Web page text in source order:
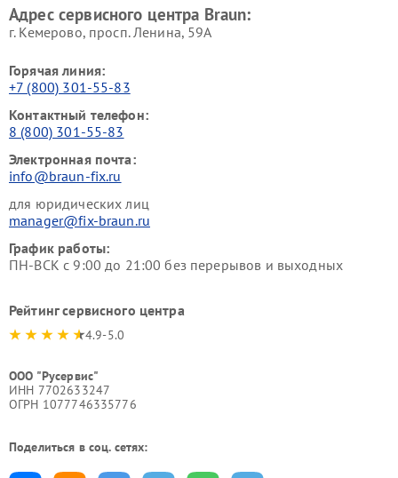
Адрес сервисного центра Braun:
г. Кемерово, просп. Ленина, 59А
Горячая линия:
+7 (800) 301-55-83
Контактный телефон:
8 (800) 301-55-83
Электронная почта:
info@braun-fix.ru
для юридических лиц
manager@fix-braun.ru
График работы:
ПН-ВСК с 9:00 до 21:00 без перерывов и выходных
Рейтинг сервисного центра
4.9-5.0
ООО "Русервис"
ИНН 7702633247
ОГРН 1077746335776
Поделиться в соц. сетях: